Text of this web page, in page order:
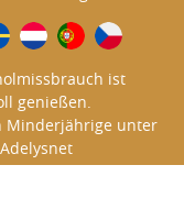
ist
genießen.
Minderjährige unter
Adelysnet